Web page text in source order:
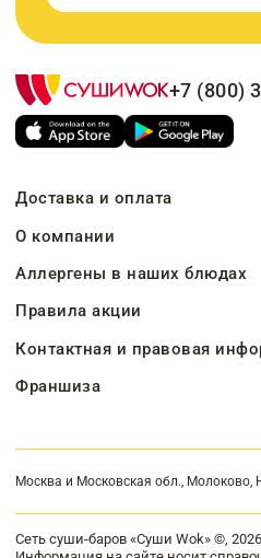
+7 (800)
Доставка и оплата
О компании
Аллергены в наших блюдах
Правила акции
Контактная и правовая
Франшиза
Москва и Московская обл., Молоково,
Сеть суши-баров «Суши Wok» ©, 2026